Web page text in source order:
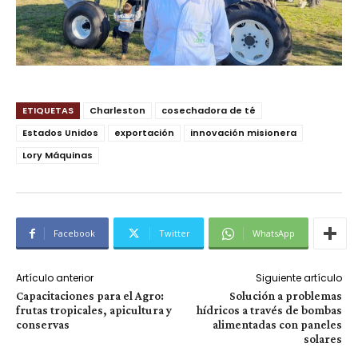
ETIQUETAS Charleston
cosechadora de té
Estados Unidos
exportación
innovación misionera
Lory Máquinas
Facebook Twitter WhatsApp
Artículo anterior
Capacitaciones para el Agro:
frutas tropicales, apicultura y
conservas
Siguiente artículo
Solución a problemas
hídricos a través de bombas
alimentadas con paneles
solares